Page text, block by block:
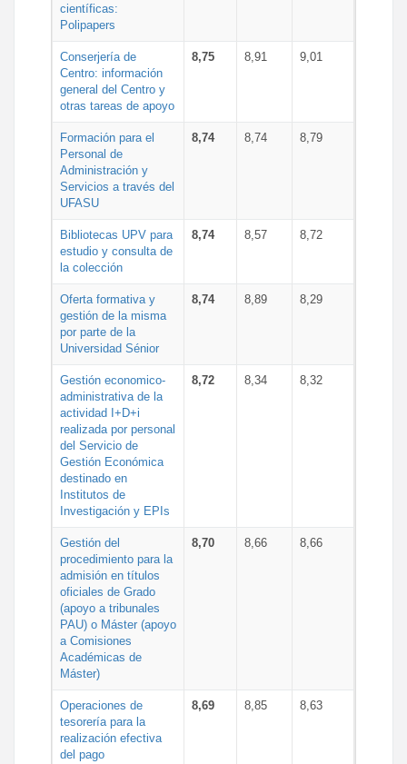
científicas:
Polipapers
Conserjería de
Centro: información
general del Centro y
otras tareas de apoyo
8,75 8,91 9,01
Formación para el
Personal de
Administración y
Servicios a través del
UFASU
8,74 8,74 8,79
Bibliotecas UPV para
estudio y consulta de
la colección
8,74 8,57 8,72
Oferta formativa y
gestión de la misma
por parte de la
Universidad Sénior
8,74 8,89 8,29
Gestión economico-
administrativa de la
actividad I+D+i
realizada por personal
del Servicio de
Gestión Económica
destinado en
Institutos de
Investigación y EPIs
8,72 8,34 8,32
Gestión del
procedimiento para la
admisión en títulos
oficiales de Grado
(apoyo a tribunales
PAU) o Máster (apoyo
a Comisiones
Académicas de
Máster)
8,70 8,66 8,66
Operaciones de
tesorería para la
realización efectiva
del pago
8,69 8,85 8,63